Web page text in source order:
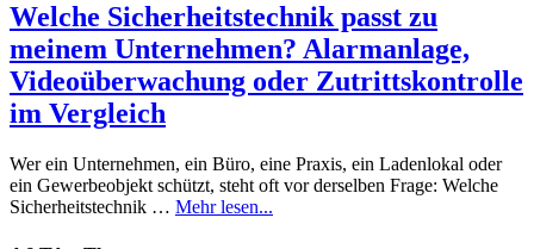
Welche Sicherheitstechnik passt zu
meinem Unternehmen? Alarmanlage,
Videoüberwachung oder Zutrittskontrolle
im Vergleich
Wer ein Unternehmen, ein Büro, eine Praxis, ein Ladenlokal oder
ein Gewerbeobjekt schützt, steht oft vor derselben Frage: Welche
Sicherheitstechnik … Mehr lesen...